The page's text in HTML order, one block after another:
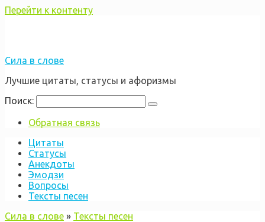
Перейти к контенту
Сила в слове
Лучшие цитаты, статусы и афоризмы
Поиск:
Обратная связь
Цитаты
Статусы
Анекдоты
Эмодзи
Вопросы
Тексты песен
Сила в слове » Тексты песен